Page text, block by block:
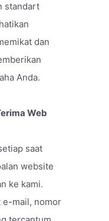
standart
dan
Anda.
Web
saat
website
ke kami.
e-mail, nomor